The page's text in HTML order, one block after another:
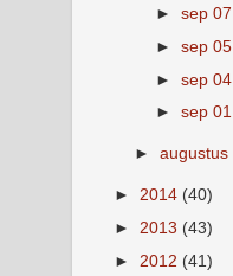
► sep 07
► sep 05
► sep 04
► sep 01
►augustus
► 2014 (40)
► 2013 (43)
► 2012 (41)